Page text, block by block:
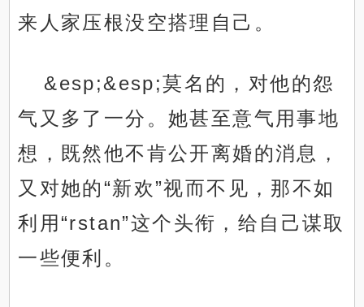
来人家压根没空搭理自己。
&esp;&esp;莫名的，对他的怨
气又多了一分。她甚至意气用事地
想，既然他不肯公开离婚的消息，
又对她的“新欢”视而不见，那不如
利用“rstan”这个头衔，给自己谋取
一些便利。